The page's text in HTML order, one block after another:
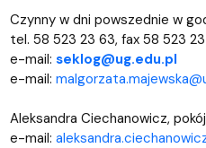
Czynny w dni powszednie w
tel. 58 523 23 63, fax 58 523
e-mail: seklog@ug.edu.pl
e-mail:
Aleksandra Ciechanowicz,
e-mail: